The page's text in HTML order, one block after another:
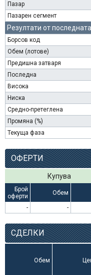
Пазар
Пазарен сегмент
Резултати от
Борсов код
Обем (лотове)
Предишна затваря
Последна
Висока
Ниска
Средно-претеглена
Промяна (%)
Текуща фаза
ОФЕРТИ
Купува
Брой
оферти
Обем
-
-
СДЕЛКИ
Обем